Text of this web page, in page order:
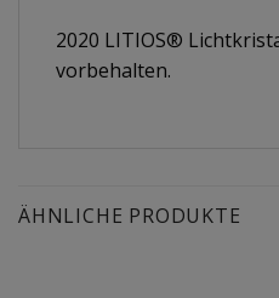
2020 LITIOS®
vorbehalten.
ÄHNLICHE PRODUKTE